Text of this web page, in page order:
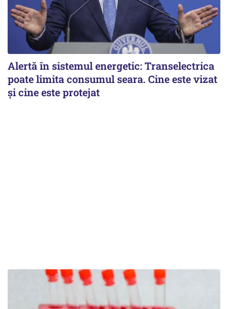
Alertă în sistemul energetic: Transelectrica
poate limita consumul seara. Cine este vizat
și cine este protejat